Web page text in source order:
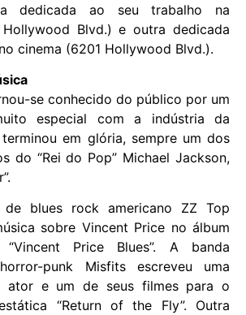
dedicada ao seu trabalho na
Blvd.) e outra dedicada
cinema (6201 Hollywood Blvd.).
se conhecido do público por um
especial com a indústria da
em glória, sempre um dos
do “Rei do Pop” Michael Jackson,
blues rock americano ZZ Top
sobre Vincent Price no álbum
“Vincent Price Blues”. A banda
punk Misfits escreveu uma
ator e um de seus filmes para o
“Return of the Fly”. Outra